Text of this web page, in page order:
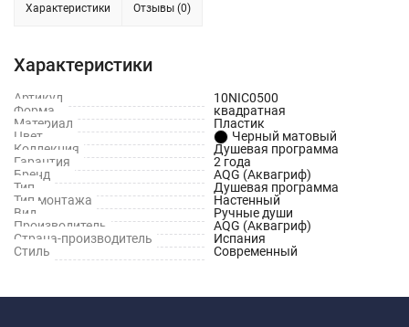
Характеристики Отзывы (0)
Характеристики
Артикул
10NIC0500
Форма
квадратная
Материал
Пластик
Цвет
Черный матовый
Коллекция
Душевая программа
Гарантия
2 года
Бренд
AQG (Аквагриф)
Тип
Душевая программа
Тип монтажа
Настенный
Вид
Ручные души
Производитель
AQG (Аквагриф)
Страна-производитель
Испания
Стиль
Современный